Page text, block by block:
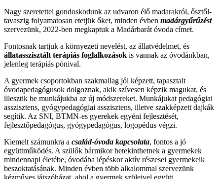
Nagy szeretettel gondoskodunk az udvaron élő madarakról, ősztől-
tavaszig folyamatosan etetjük őket, minden évben madárgyűrűzést
szervezünk, 2022-ben megkaptuk a Madárbarát óvoda címet.
Fontosnak tartjuk a környezeti nevelést, az állatvédelmet, és
állatasszisztált terápiás foglalkozások is vannak az óvodánkban,
jelenleg terápiás pónival.
A gyermek csoportokban szakmailag jól képzett, tapasztalt
óvodapedagógusok dolgoznak, akik szívesen képzik magukat, és
illesztik be munkájukba az új módszereket. Munkájukat pedagógiai
asszisztens, gyógypedagógiai asszisztens, illetve szakképzett dajkák
segítik. Az SNI, BTMN-es gyerekek egyéni fejlesztését,
fejlesztőpedagógus, gyógypedagógus, logopédus végzi.
Kiemelt számunkra a család-óvoda kapcsolata, fontos a jó
együttműködés. A szülők bármikor betekinthetnek a gyermekek
mindennapi életébe, óvodába lépéskor aktív részesei gyermekeik
beszoktatásának. Minden évben több alkalommal szervezünk